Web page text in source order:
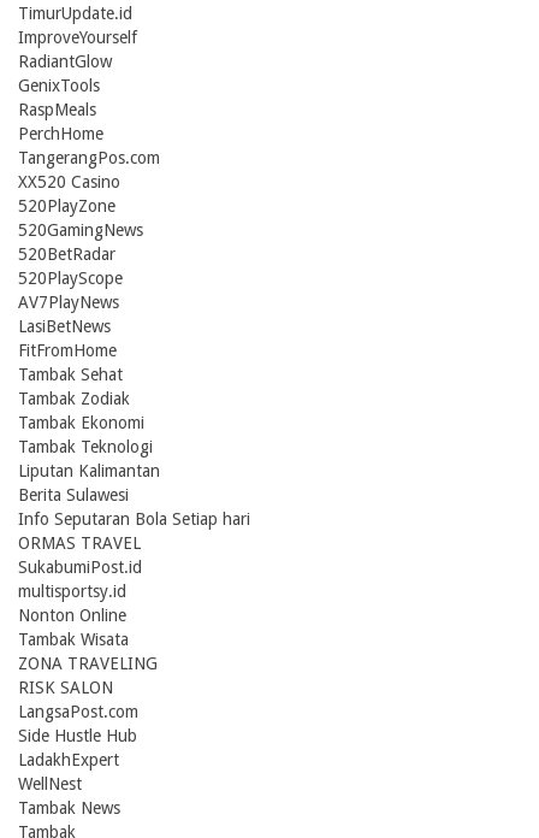
TimurUpdate.id
ImproveYourself
RadiantGlow
GenixTools
RaspMeals
PerchHome
TangerangPos.com
XX520 Casino
520PlayZone
520GamingNews
520BetRadar
520PlayScope
AV7PlayNews
LasiBetNews
FitFromHome
Tambak Sehat
Tambak Zodiak
Tambak Ekonomi
Tambak Teknologi
Liputan Kalimantan
Berita Sulawesi
Info Seputaran Bola Setiap hari
ORMAS TRAVEL
SukabumiPost.id
multisportsy.id
Nonton Online
Tambak Wisata
ZONA TRAVELING
RISK SALON
LangsaPost.com
Side Hustle Hub
LadakhExpert
WellNest
Tambak News
Tambak